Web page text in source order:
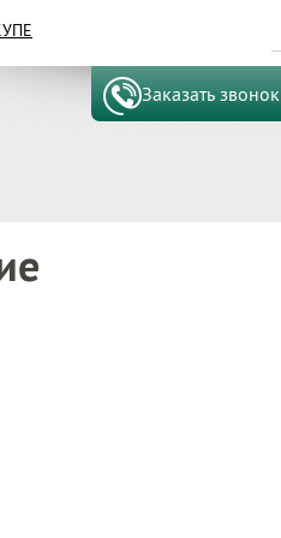
Заказать звонок